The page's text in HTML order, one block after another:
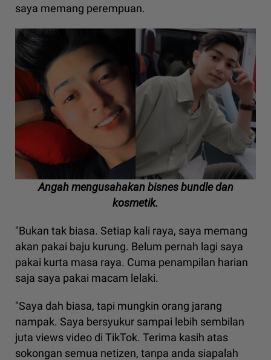
saya memang perempuan.
Angah mengusahakan bisnes bundle dan
kosmetik.
"Bukan tak biasa. Setiap kali raya, saya memang
akan pakai baju kurung. Belum pernah lagi saya
pakai kurta masa raya. Cuma penampilan harian
saja saya pakai macam lelaki.
"Saya dah biasa, tapi mungkin orang jarang
nampak. Saya bersyukur sampai lebih sembilan
juta views video di TikTok. Terima kasih atas
sokongan semua netizen, tanpa anda siapalah